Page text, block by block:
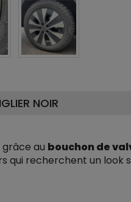
NOIR
au bouchon de
qui recherchent un